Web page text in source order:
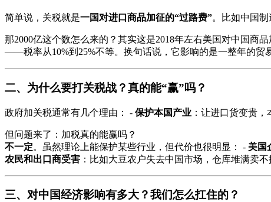
简单说，关税就是一国对进口商品加征的“过路费”。比如中国
那2000亿这个数怎么来的？其实这是2018年左右美国对中国商
——税率从10%到25%不等。换句话说，它影响的是一整年的贸
二、为什么要打关税战？真的能“赢”吗？
政府加关税通常有几个理由： - 保护本国产业 ：让进口货变贵
但问题来了：加税真的能赢吗？
不一定。虽然理论上能保护某些行业，但代价也很明显： - 美国
农民和出口商受害 ：比如大豆农户失去中国市场，仓库堆满卖
三、对中国经济影响有多大？我们怎么扛住的？